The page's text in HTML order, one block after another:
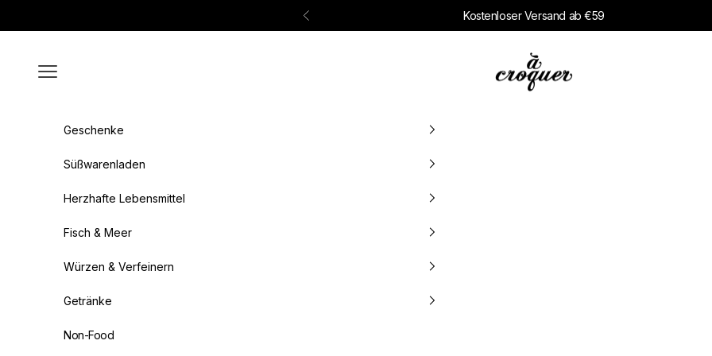
Zurück Kostenloser Versand ab €59
à croquer
Menü
Geschenke
Süßwarenladen
Herzhafte Lebensmittel
Fisch & Meer
Würzen & Verfeinern
Getränke
Non-Food